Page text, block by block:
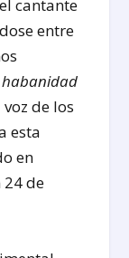
el cantante
entre
habanidad
de los
esta
en
24 de